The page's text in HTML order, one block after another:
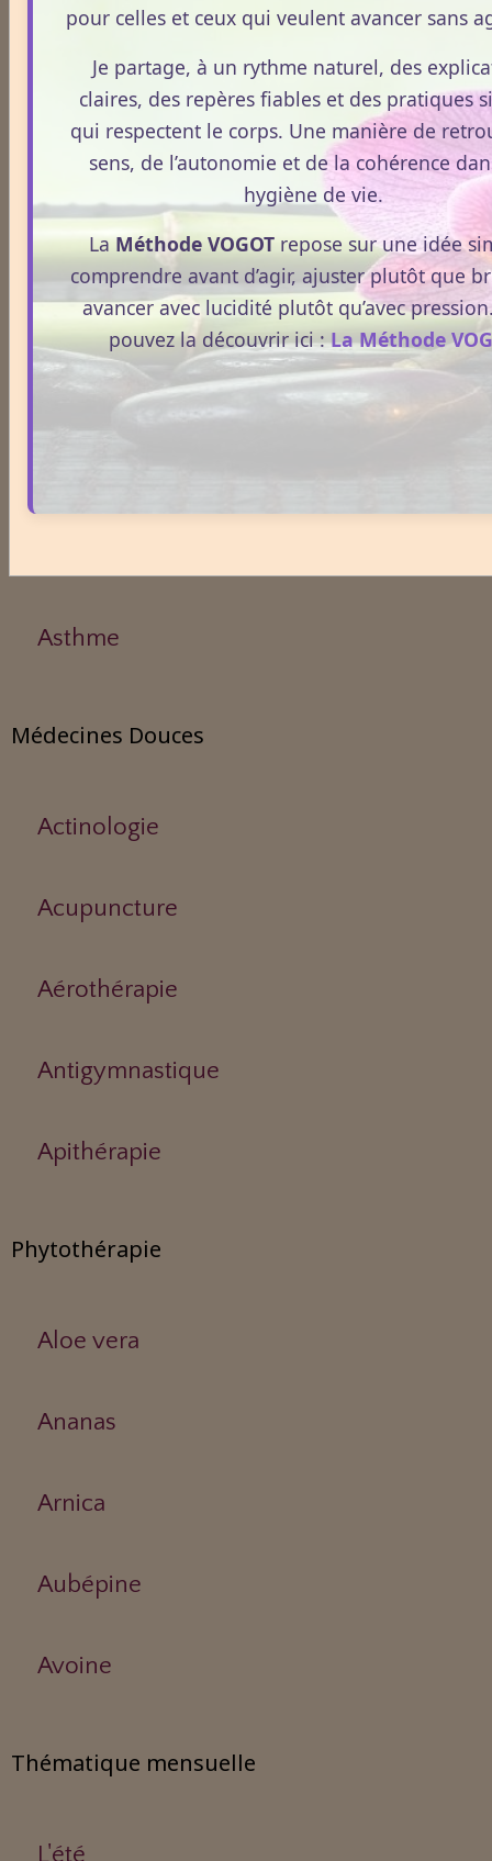
Médecines Holistiques
Plantes / affections
Acouphènes
Addiction
Asthme
Médecines Douces
Actinologie
Acupuncture
Aérothérapie
Antigymnastique
Apithérapie
Phytothérapie
Aloe vera
Ananas
Arnica
Aubépine
Avoine
Thématique mensuelle
L'été
pour celles et ceux qui veulent avancer sans
Je partage, à un rythme naturel, des
claires, des repères fiables et des pratiques
qui respectent le corps. Une manière de
sens, de l’autonomie et de la cohérence
hygiène de vie.
LaMéthode VOGOTrepose sur une idée
comprendre avant d’agir, ajuster plutôt que
avancer avec lucidité plutôt qu’avec
pouvez la découvrir ici :La Méthode